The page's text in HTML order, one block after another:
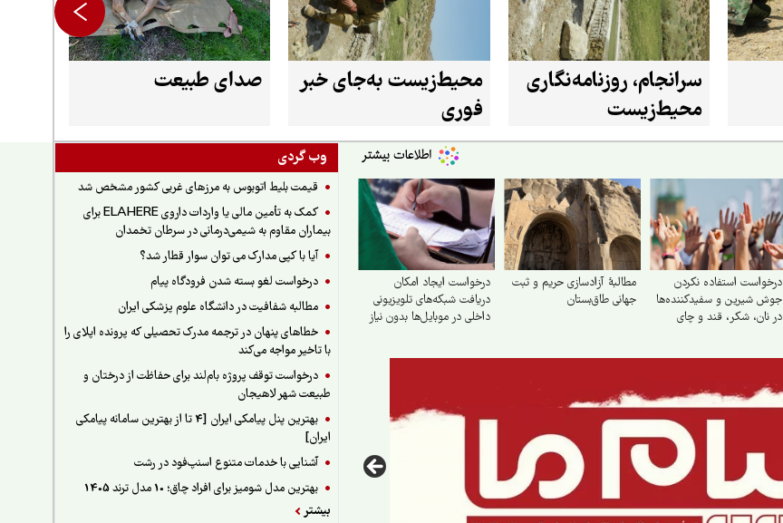
سرانجام، روزنامه‌نگاری
محیط‌زیست
محیط‌زیست به‌جای خبر
فوری
صدای طبیعت
وب گردی
قیمت بلیط اتوبوس به مرزهای غربی کشور مشخص شد
کمک به تأمین مالی یا واردات داروی ELAHERE برای
بیماران مقاوم به شیمی‌درمانی در سرطان تخمدان
آیا با کپی مدارک می توان سوار قطار شد؟
درخواست لغو بسته شدن فرودگاه پیام
مطالبه شفافیت در دانشگاه علوم پزشکی ایران
خطاهای پنهان در ترجمه مدرک تحصیلی که پرونده اپلای را
با تاخیر مواجه می‌کند
درخواست توقف پروژه بام‌لند برای حفاظت از درختان و
طبیعت شهر لاهیجان
بهترین پنل پیامکی ایران [4 تا از بهترین سامانه پیامکی
ایران]
آشنایی با خدمات متنوع اسنپ‌فود در رشت
بهترین مدل شومیز برای افراد چاق؛ 10 مدل ترند 1405
بیشتر
درخواست استفاده نکردن
جوش شیرین و سفیدکننده‌ها
در نان، شکر، قند و چای
مطالبهٔ آزادسازی حریم و ثبت
جهانی طاق‌بستان
درخواست ایجاد امکان
دریافت شبکه‌های تلویزیونی
داخلی در موبایل‌ها بدون نیاز